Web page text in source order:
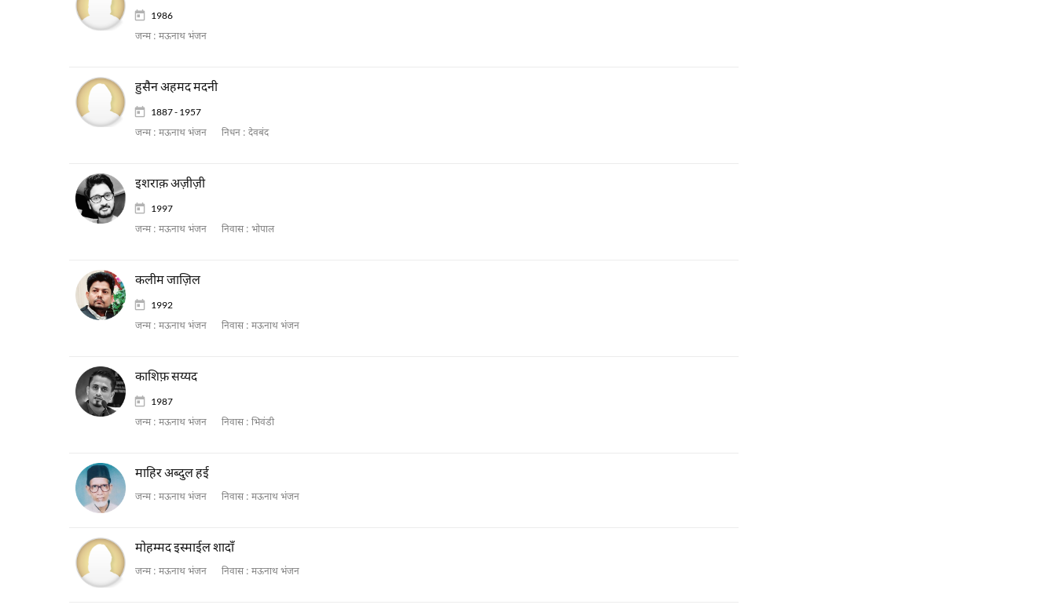
1986
जन्म : मऊनाथ भंजन
हुसैन अहमद मदनी
1887 - 1957
जन्म : मऊनाथ भंजन निधन : देवबंद
इशराक़ अज़ीज़ी
1997
जन्म : मऊनाथ भंजन निवास : भोपाल
कलीम जाज़िल
1992
जन्म : मऊनाथ भंजन निवास : मऊनाथ भंजन
काशिफ़ सय्यद
1987
जन्म : मऊनाथ भंजन निवास : भिवंडी
माहिर अब्दुल हई
जन्म : मऊनाथ भंजन निवास : मऊनाथ भंजन
मोहम्मद इस्माईल शादाँ
जन्म : मऊनाथ भंजन निवास : मऊनाथ भंजन